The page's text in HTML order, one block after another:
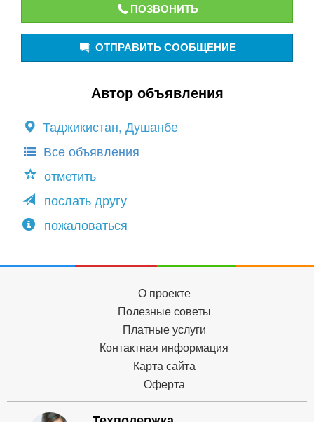
ПОЗВОНИТЬ
ОТПРАВИТЬ СООБЩЕНИЕ
Автор объявления
Таджикистан, Душанбе
Все объявления
отметить
послать другу
пожаловаться
О проекте
Полезные советы
Платные услуги
Контактная информация
Карта сайта
Оферта